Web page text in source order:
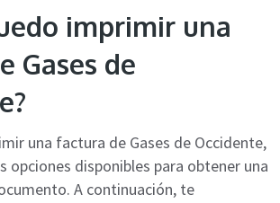
imprimir una
Gases de
una factura de Gases de Occidente,
opciones disponibles para obtener una
A continuación, te